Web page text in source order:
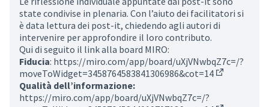
state condivise in plenaria. Con l’aiuto dei facilitatori si
è data lettura dei post-it, chiedendo agli autori di
intervenire per approfondire il loro contributo.
Qui di seguito il link alla board MIRO:
Fiducia: https://miro.com/app/board/uXjVNwbqZ7c=/?
moveToWidget=3458764583841306986&cot=14
Qualità dell’informazione:
https://miro.com/app/board/uXjVNwbqZ7c=/?